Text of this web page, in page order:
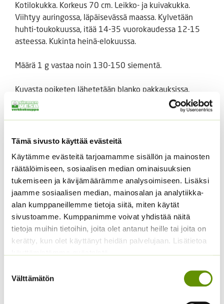
Tämä sivusto käyttää evästeitä
Käytämme evästeitä tarjoamamme sisällön ja mainosten
räätälöimiseen, sosiaalisen median ominaisuuksien
tukemiseen ja kävijämäärämme analysoimiseen. Lisäksi
jaamme sosiaalisen median, mainosalan ja analytiikka-
alan kumppaneillemme tietoja siitä, miten käytät
sivustoamme. Kumppanimme voivat yhdistää näitä
tietoja muihin tietoihin, joita olet antanut heille tai joita on
kerätty, kun olet käyttänyt heidän palvelujaan. Lisätietoa
valinta
Välttämätön
Kotilokukka. Korkeus 70 cm. Leikko- ja kuivakukka.
Viihtyy auringossa, läpäisevässä maassa. Kylvetään
huhti-toukokuussa, itää 14-35 vuorokaudessa 12-15
asteessa. Kukinta heinä-elokuussa.
Määrä 1 g vastaa noin 130-150 siementä.
Kuvasta poiketen lähetetään blanko pakkauksissa.
Tutustu myös
Kääpiöauringonkukka
Pacino Mix
Kääpiöauringonkukka
Pacino Gold